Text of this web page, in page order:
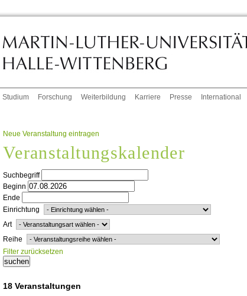
Studium Forschung Weiterbildung Karriere Presse International
Neue Veranstaltung eintragen
Veranstaltungskalender
Suchbegriff
Beginn
Ende
Einrichtung
Art
Reihe
Filter zurücksetzen
18 Veranstaltungen